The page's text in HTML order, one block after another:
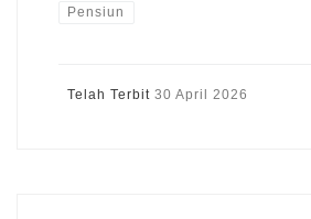
Pensiun
Telah Terbit 30 April 2026